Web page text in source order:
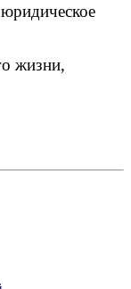
жизни,